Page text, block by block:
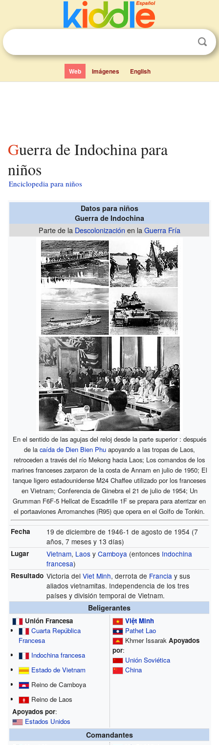
Web Imágenes English
Guerra de Indochina para
niños
Enciclopedia para niños
Datos para niños
Guerra de Indochina
Parte de la Descolonización en la Guerra Fría
En el sentido de las agujas del reloj desde la parte superior : después
de la caída de Dien Bien Phuapoyando a las tropas de Laos,
retroceden a través del río Mekong hacia Laos; Los comandos de los
marines franceses zarparon de la costa de Annam en julio de 1950; El
tanque ligero estadounidense M24 Chaffee utilizado por los franceses
en Vietnam; Conferencia de Ginebra el 21 de julio de 1954; Un
Grumman F6F-5 Hellcat de Escadrille 1F se prepara para aterrizar en
el portaaviones Arromanches (R95) que opera en el Golfo de Tonkin.
Fecha
19 de diciembre de 1946-1 de agosto de 1954 (7
años, 7 meses y 13 días)
Lugar Vietnam, Laos yCamboya (entonces Indochina
francesa)
Resultado Victoria delViet Minh, derrota de Francia y sus
aliados vietnamitas. Independencia de los tres
países y división temporal de Vietnam.
Beligerantes
Unión Francesa
Cuarta República
Francesa
Indochina francesa
Estado de Vietnam
Reino de Camboya
Reino de Laos
Apoyados por:
Estados Unidos
Việt Minh
Pathet Lao
Khmer IssarakApoyados
por:
Unión Soviética
China
Comandantes